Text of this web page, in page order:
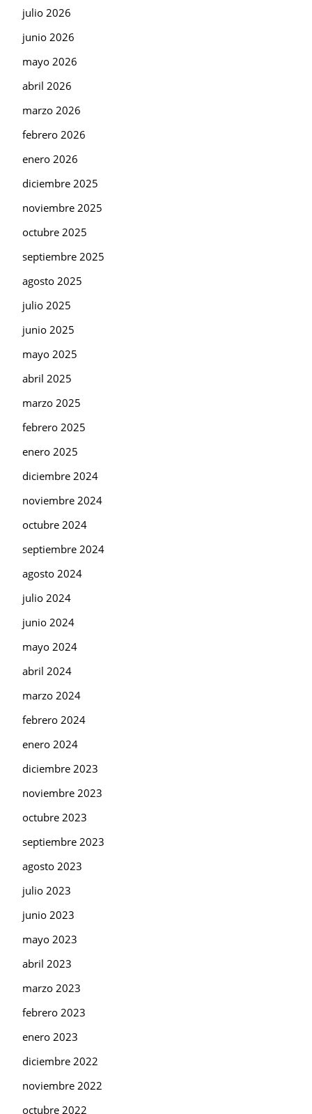
julio 2026
junio 2026
mayo 2026
abril 2026
marzo 2026
febrero 2026
enero 2026
diciembre 2025
noviembre 2025
octubre 2025
septiembre 2025
agosto 2025
julio 2025
junio 2025
mayo 2025
abril 2025
marzo 2025
febrero 2025
enero 2025
diciembre 2024
noviembre 2024
octubre 2024
septiembre 2024
agosto 2024
julio 2024
junio 2024
mayo 2024
abril 2024
marzo 2024
febrero 2024
enero 2024
diciembre 2023
noviembre 2023
octubre 2023
septiembre 2023
agosto 2023
julio 2023
junio 2023
mayo 2023
abril 2023
marzo 2023
febrero 2023
enero 2023
diciembre 2022
noviembre 2022
octubre 2022